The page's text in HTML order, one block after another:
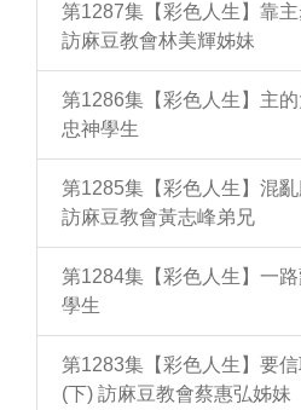
第1287集【彩色人生】靠
訪麻豆教會林美輝姊妹
第1286集【彩色人生】主
忠神學生
第1285集【彩色人生】混
訪麻豆教會黃志峰弟兄
第1284集【彩色人生】一
學生
第1283集【彩色人生】要
(下) 訪麻豆教會蔡惠弘姊妹